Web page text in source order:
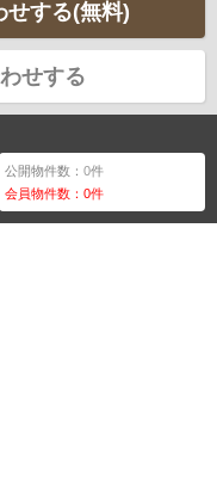
せする(無料)
せする
公開物件数：0件
会員物件数：0件